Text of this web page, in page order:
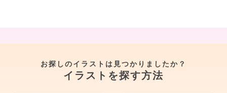
お探しのイラストは見つかりましたか？
イラストを探す方法